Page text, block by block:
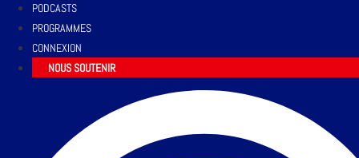
PODCASTS
PROGRAMMES
CONNEXION
NOUS SOUTENIR